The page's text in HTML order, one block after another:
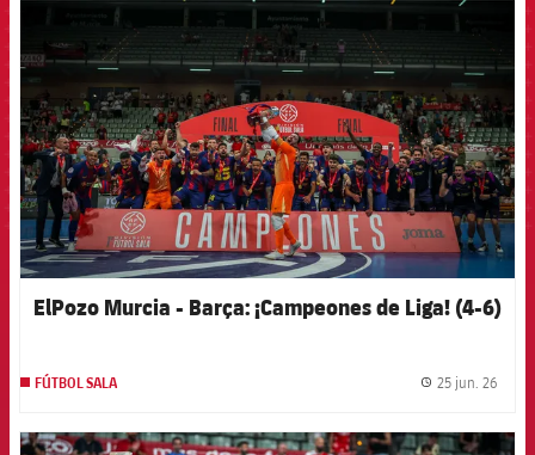
FCB Barcelona badge
ElPozo Murcia - Barça: ¡Campeones de Liga! (4-6)
FÚTBOL SALA 25 jun. 26
FCB Barcelona badge